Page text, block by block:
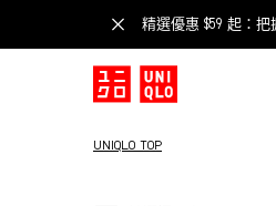
精選優惠 $59 起：
UNIQLO TOP